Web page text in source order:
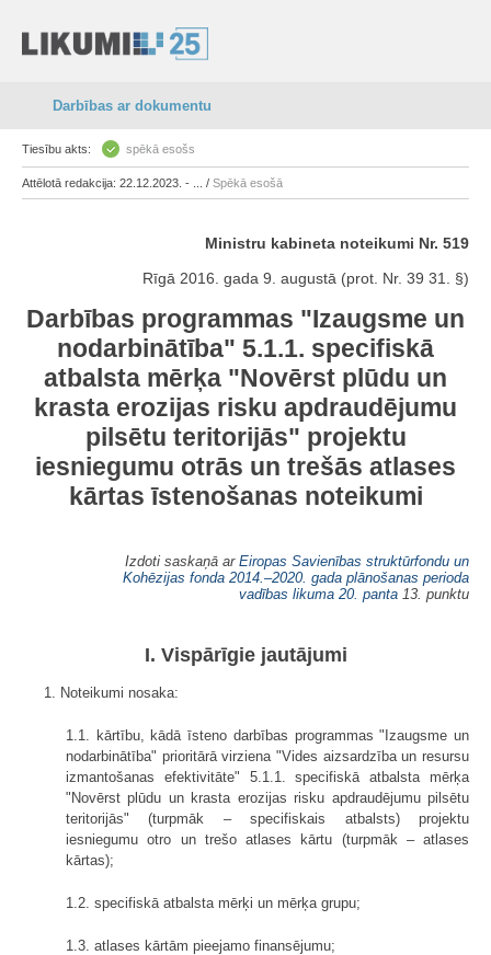
Darbības ar dokumentu
Tiesību akts: spēkā esošs
Attēlotā redakcija: 22.12.2023. - ... / Spēkā esošā
Ministru kabineta noteikumi Nr. 519
Rīgā 2016. gada 9. augustā (prot. Nr. 39 31. §)
Darbības programmas "Izaugsme un
nodarbinātība" 5.1.1. specifiskā
atbalsta mērķa "Novērst plūdu un
krasta erozijas risku apdraudējumu
pilsētu teritorijās" projektu
iesniegumu otrās un trešās atlases
kārtas īstenošanas noteikumi
Izdoti saskaņā ar Eiropas Savienības struktūrfondu un
Kohēzijas fonda 2014.–2020. gada plānošanas perioda
vadības likuma 20. panta 13. punktu
I. Vispārīgie jautājumi
1. Noteikumi nosaka:
1.1. kārtību, kādā īsteno darbības programmas "Izaugsme un
nodarbinātība" prioritārā virziena "Vides aizsardzība un resursu
izmantošanas efektivitāte" 5.1.1. specifiskā atbalsta mērķa
"Novērst plūdu un krasta erozijas risku apdraudējumu pilsētu
teritorijās" (turpmāk – specifiskais atbalsts) projektu
iesniegumu otro un trešo atlases kārtu (turpmāk – atlases
kārtas);
1.2. specifiskā atbalsta mērķi un mērķa grupu;
1.3. atlases kārtām pieejamo finansējumu;